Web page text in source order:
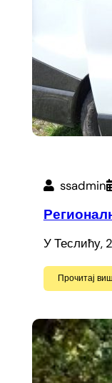
ssadmin
У Теслићу,
Прочитај